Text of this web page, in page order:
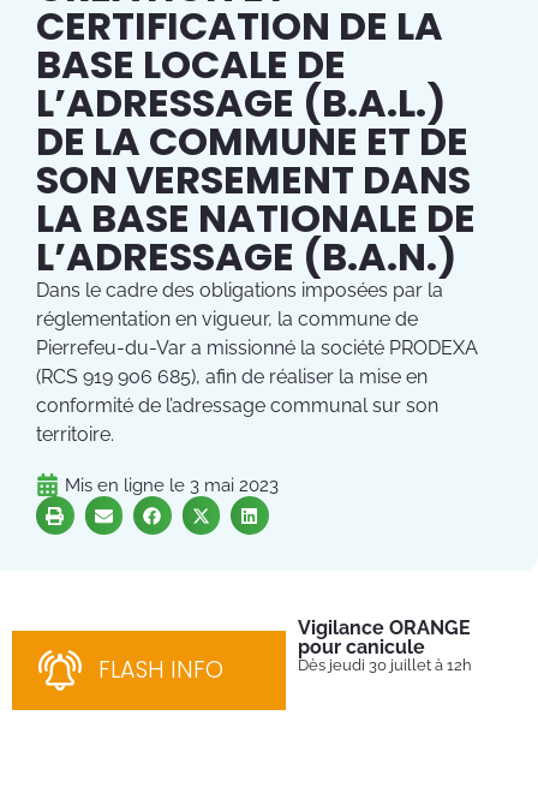
CERTIFICATION DE LA
BASE LOCALE DE
L’ADRESSAGE (B.A.L.)
DE LA COMMUNE ET DE
SON VERSEMENT DANS
LA BASE NATIONALE DE
L’ADRESSAGE (B.A.N.)
Dans le cadre des obligations imposées par la
réglementation en vigueur, la commune de
Pierrefeu-du-Var a missionné la société PRODEXA
(RCS 919 906 685), afin de réaliser la mise en
conformité de l’adressage communal sur son
territoire.
Mis en ligne le 3 mai 2023
FLASH INFO
Vigilance ORANGE
pour canicule
Dès jeudi 30 juillet à 12h